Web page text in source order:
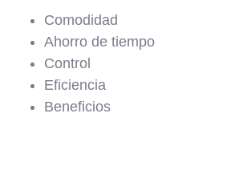
Comodidad
Ahorro de tiempo
Control
Eficiencia
Beneficios